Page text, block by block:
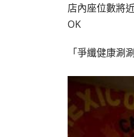
店內座位數將
OK
「爭纖健康涮